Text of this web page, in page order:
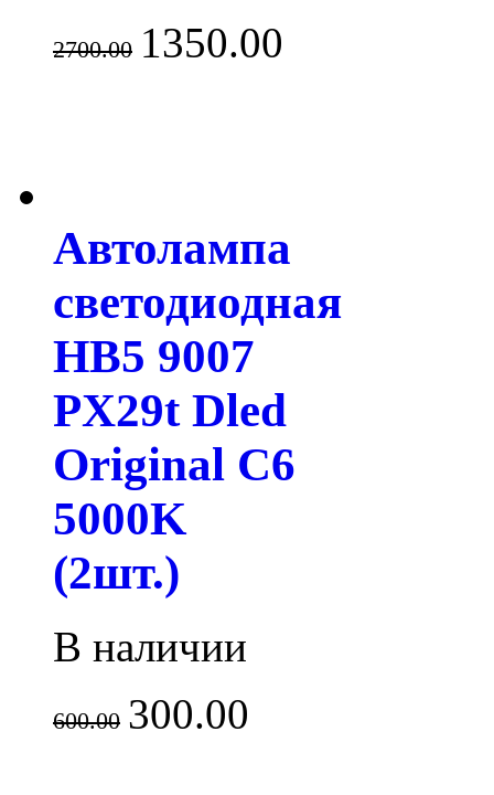
2700.00 1350.00
Автолампа
светодиодная
HB5 9007
PX29t Dled
Original C6
5000K
(2шт.)
В наличии
600.00 300.00